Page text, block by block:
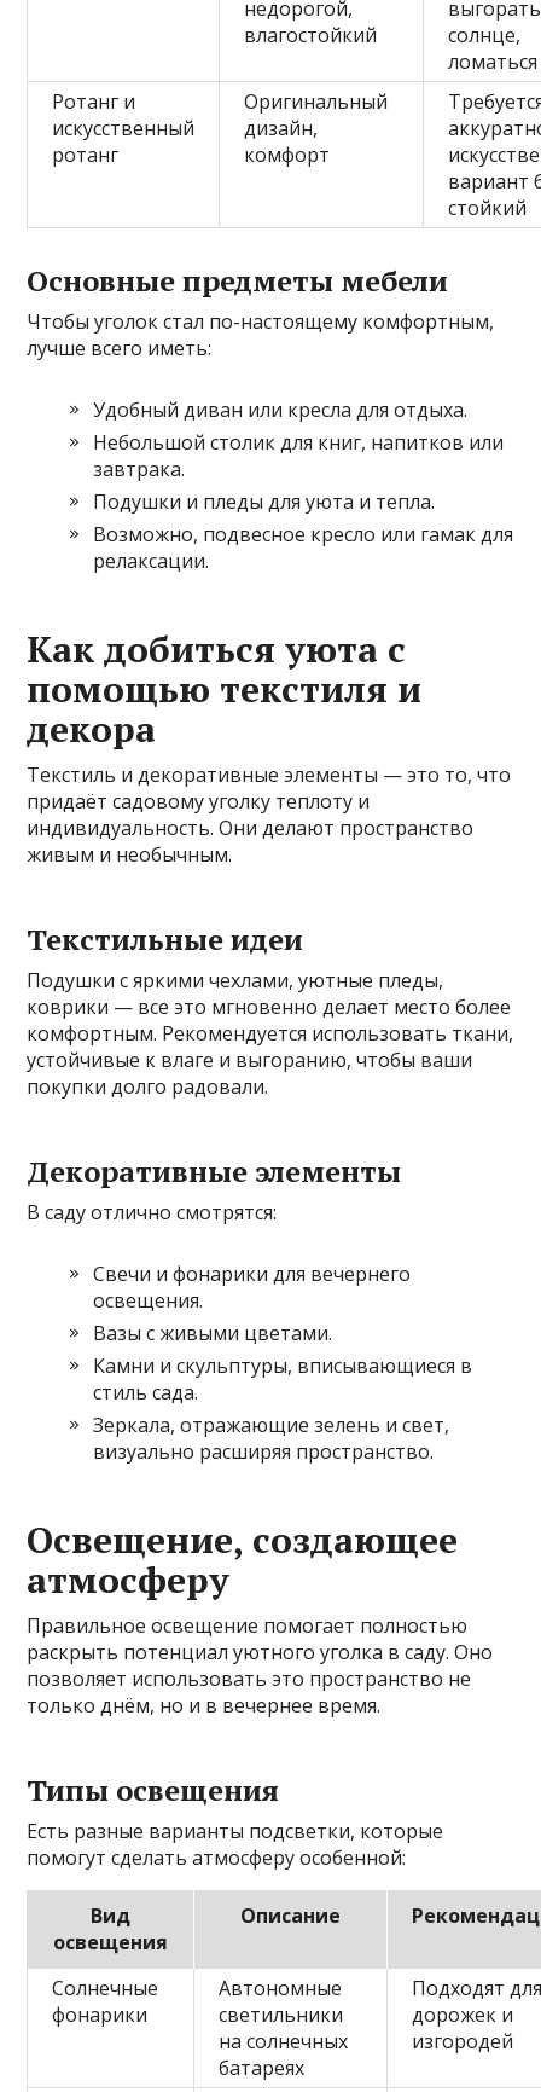
недорогой,
влагостойкий
солнце,
ломаться
Ротанг и
искусственный
ротанг
Оригинальный
дизайн,
комфорт
вариант
стойкий
Основные предметы мебели
Чтобы уголок стал по-настоящему комфортным,
лучше всего иметь:
Удобный диван или кресла для отдыха.
Небольшой столик для книг, напитков или
завтрака.
Подушки и пледы для уюта и тепла.
Возможно, подвесное кресло или гамак для
релаксации.
Как добиться уюта с
помощью текстиля и
декора
Текстиль и декоративные элементы — это то, что
придаёт садовому уголку теплоту и
индивидуальность. Они делают пространство
живым и необычным.
Текстильные идеи
Подушки с яркими чехлами, уютные пледы,
коврики — все это мгновенно делает место более
комфортным. Рекомендуется использовать ткани,
устойчивые к влаге и выгоранию, чтобы ваши
покупки долго радовали.
Декоративные элементы
В саду отлично смотрятся:
Свечи и фонарики для вечернего
освещения.
Вазы с живыми цветами.
Камни и скульптуры, вписывающиеся в
стиль сада.
Зеркала, отражающие зелень и свет,
визуально расширяя пространство.
Освещение, создающее
атмосферу
Правильное освещение помогает полностью
раскрыть потенциал уютного уголка в саду. Оно
позволяет использовать это пространство не
только днём, но и в вечернее время.
Типы освещения
Есть разные варианты подсветки, которые
помогут сделать атмосферу особенной:
Вид
освещения
Описание
Солнечные
фонарики
Автономные
светильники
на солнечных
батареях
Подходят
дорожек и
изгородей